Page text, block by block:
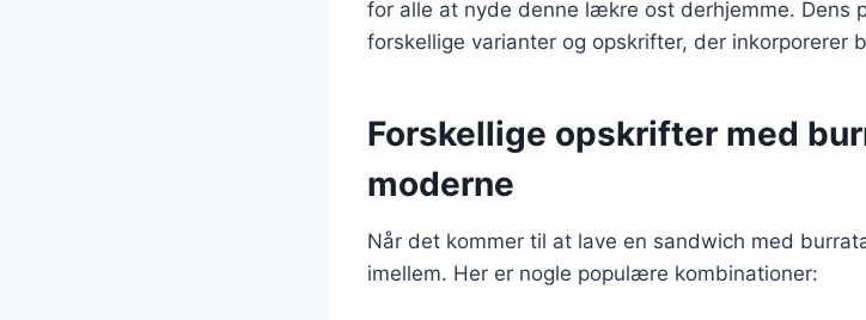
for alle at nyde denne lækre ost derhjemme. Dens
forskellige varianter og opskrifter, der inkorporerer
Forskellige opskrifter med
moderne
Når det kommer til at lave en sandwich med
imellem. Her er nogle populære kombinationer: